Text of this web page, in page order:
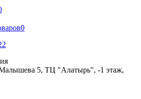
0
Малышева 5, ТЦ "Алатырь", -1 этаж,